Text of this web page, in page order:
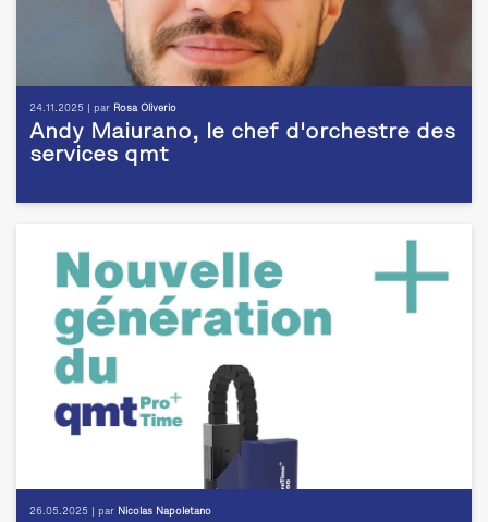
24.11.2025 | par Rosa Oliverio
Andy Maiurano, le chef d'orchestre des
services qmt
26.05.2025 | par Nicolas Napoletano